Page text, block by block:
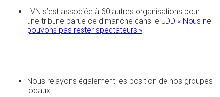
LVN s’est associée à 60 autres organisations pour
une tribune parue ce dimanche dans le JDD « Nous ne
pouvons pas rester spectateurs »
Nous relayons également les position de nos groupes
locaux :